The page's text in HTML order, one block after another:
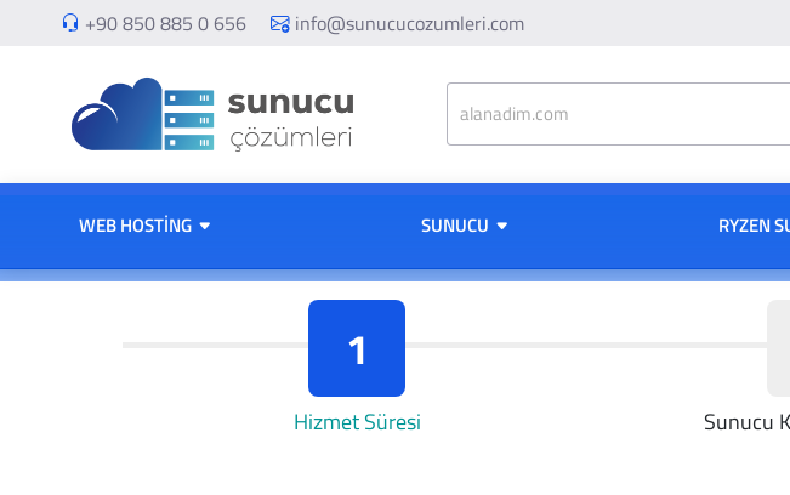
+90 850 885 0 656 info@sunucucozumleri.com
WEB HOSTING SUNUCU RYZEN
1
Hizmet Süresi Sunucu